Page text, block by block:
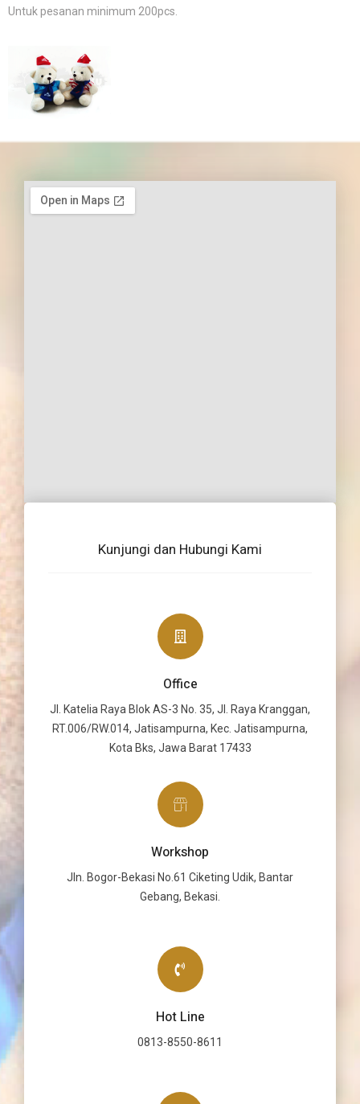
Untuk pesanan minimum 200pcs.
Kunjungi dan Hubungi Kami
Office
Jl. Katelia Raya Blok AS-3 No. 35, Jl. Raya Kranggan,
RT.006/RW.014, Jatisampurna, Kec. Jatisampurna,
Kota Bks, Jawa Barat 17433
Workshop
Jln. Bogor-Bekasi No.61 Ciketing Udik, Bantar
Gebang, Bekasi.
Hot Line
0813-8550-8611